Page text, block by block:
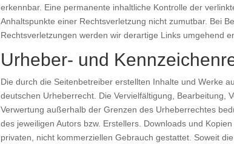
erkennbar. Eine permanente inhaltliche Kontrolle der
Anhaltspunkte einer Rechtsverletzung nicht zumutbar. Bei
Rechtsverletzungen werden wir derartige Links umgehend
Urheber- und
Die durch die Seitenbetreiber erstellten Inhalte und Werke
deutschen Urheberrecht. Die Vervielfältigung, Bearbeitung,
Verwertung außerhalb der Grenzen des Urheberrechtes
des jeweiligen Autors bzw. Erstellers. Downloads und
privaten, nicht kommerziellen Gebrauch gestattet. Soweit